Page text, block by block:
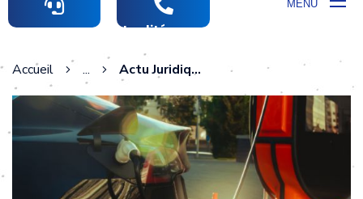
MENU
Actualités comptables
Accueil ... Actu Juridique